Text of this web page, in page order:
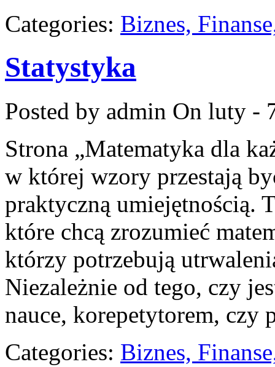
Categories: Biznes,
Statystyka
Posted by admin On luty -
Strona „Matematyka dla
w której wzory przestają
praktyczną umiejętnością.
które chcą zrozumieć
którzy potrzebują
Niezależnie od tego, czy
nauce, korepetytorem, czy
Categories: Biznes,